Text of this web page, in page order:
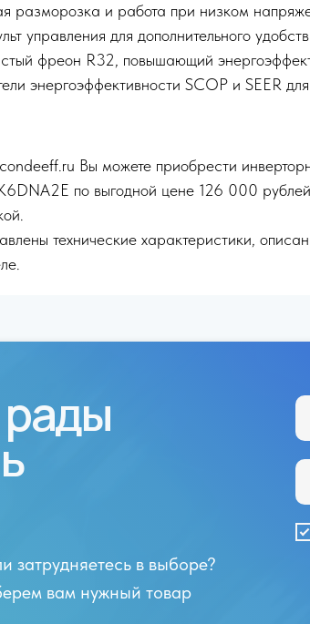
разморозка и работа при низком
управления для дополнительного
фреон R32, повышающий
энергоэффективности SCOP и SEER
Вы можете приобрести
по выгодной цене 126 000
технические характеристики,
затрудняетесь в выборе?
вам нужный товар